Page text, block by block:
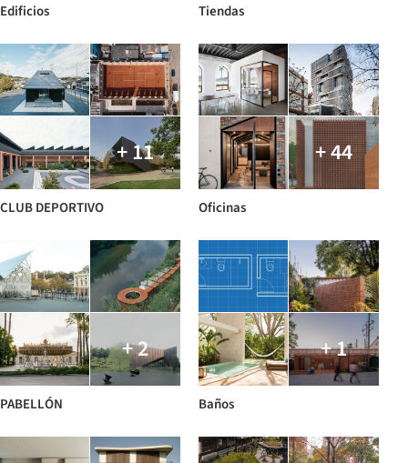
Edificios Tiendas
+ 11
CLUB DEPORTIVO
+ 44
Oficinas
+ 2
PABELLÓN
+ 1
Baños